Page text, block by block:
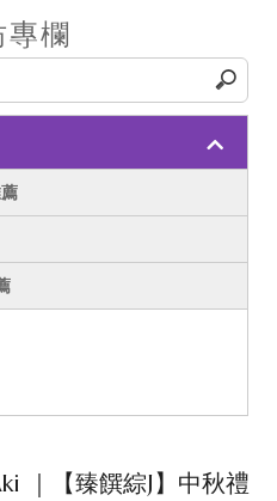
專欄
｜【臻饌綜J】中秋禮